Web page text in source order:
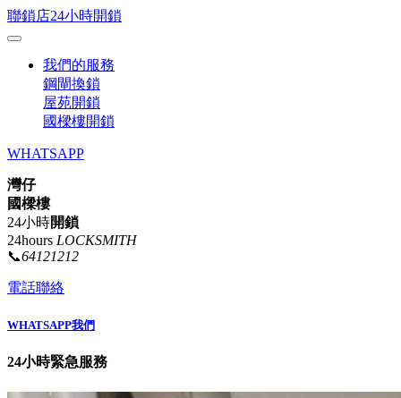
聯鎖店24小時開鎖
我們的服務
鋼閘換鎖
屋苑開鎖
國樑樓開鎖
WHATSAPP
灣仔
國樑樓
24小時開鎖
24hours LOCKSMITH
📞64121212
電話聯絡
WHATSAPP我們
24小時緊急服務